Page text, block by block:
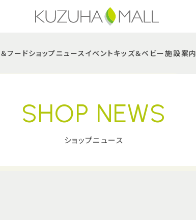
フードショップニュース イベントキッズ＆ベビー施設案内
SHOP NEWS
ショップニュース